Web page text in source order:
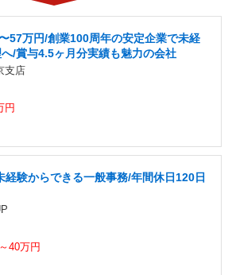
57万円/創業100周年の安定企業で未経
/賞与4.5ヶ月分実績も魅力の会社
支店
円
経験からできる一般事務/年間休日120日
40万円